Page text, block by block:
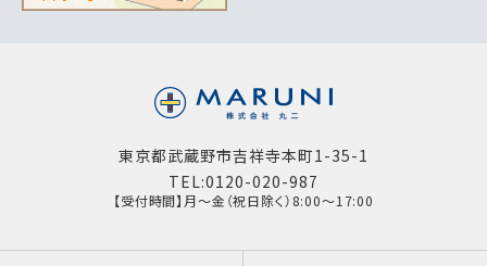
東京都武蔵野市吉祥寺本町1-35-1
TEL:0120-020-987
【受付時間】月～金（祝日除く）8:00～17:00